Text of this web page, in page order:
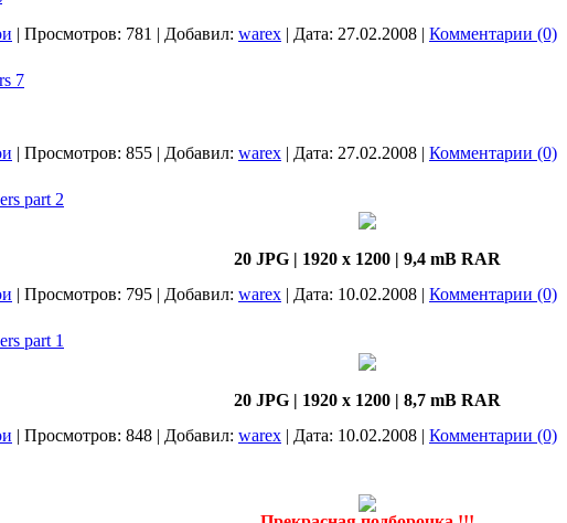
| Просмотров: 781 | Добавил: warex | Дата: 27.02.2008 | Комментарии (0)
7
| Просмотров: 855 | Добавил: warex | Дата: 27.02.2008 | Комментарии (0)
part 2
20 JPG | 1920 х 1200 | 9,4 mB RAR
| Просмотров: 795 | Добавил: warex | Дата: 10.02.2008 | Комментарии (0)
part 1
20 JPG | 1920 х 1200 | 8,7 mB RAR
| Просмотров: 848 | Добавил: warex | Дата: 10.02.2008 | Комментарии (0)